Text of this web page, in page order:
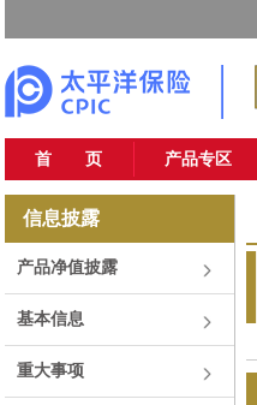
首 页 产品专区
信息披露
产品净值披露
基本信息
重大事项